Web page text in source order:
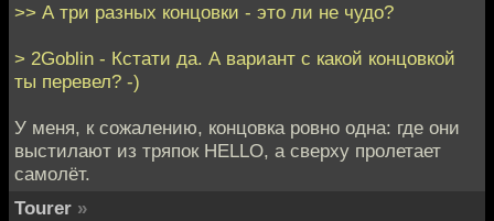
>> А три разных концовки - это ли не чудо?
> 2Goblin - Кстати да. А вариант с какой концовкой
ты перевел? -)
У меня, к сожалению, концовка ровно одна: где они
выстилают из тряпок HELLO, а сверху пролетает
самолёт.
Tourer »